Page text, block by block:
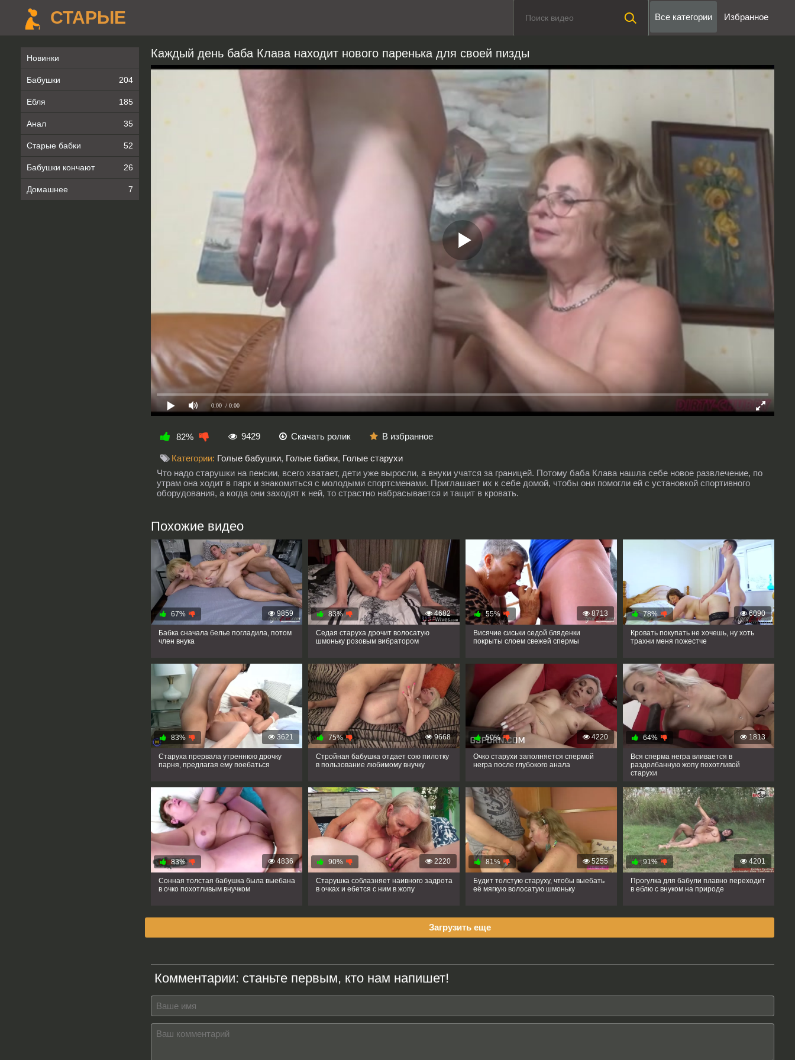
СТАРЫЕ Все категории Избранное
Новинки
Бабушки 204
Ебля 185
Анал 35
Старые бабки 52
Бабушки кончают 26
Домашнее 7
Каждый день баба Клава находит нового паренька для своей пизды
0:00 / 0:00
82% 9429 Скачать ролик В избранное
Категории: Голые бабушки, Голые бабки, Голые старухи
Что надо старушки на пенсии, всего хватает, дети уже выросли, а внуки учатся за границей. Потому баба Клава нашла себе новое развлечение, по
утрам она ходит в парк и знакомиться с молодыми спортсменами. Приглашает их к себе домой, чтобы они помогли ей с установкой спортивного
оборудования, а когда они заходят к ней, то страстно набрасывается и тащит в кровать.
Похожие видео
9859
67%
Бабка сначала белье погладила, потом
член внука
4682
83%
Седая старуха дрочит волосатую
шмоньку розовым вибратором
8713
55%
Висячие сиськи седой бляденки
покрыты слоем свежей спермы
6090
78%
Кровать покупать не хочешь, ну хоть
трахни меня пожестче
3621
83%
Старуха прервала утреннюю дрочку
парня, предлагая ему поебаться
9668
75%
Стройная бабушка отдает сою пилотку
в пользование любимому внучку
4220
50%
Очко старухи заполняется спермой
негра после глубокого анала
1813
64%
Вся сперма негра вливается в
раздолбанную жопу похотливой
старухи
4836
83%
Сонная толстая бабушка была выебана
в очко похотливым внучком
2220
90%
Старушка соблазняет наивного задрота
в очках и ебется с ним в жопу
5255
81%
Будит толстую старуху, чтобы выебать
её мягкую волосатую шмоньку
4201
91%
Прогулка для бабули плавно переходит
в еблю с внуком на природе
Загрузить еще
Комментарии: станьте первым, кто нам напишет!